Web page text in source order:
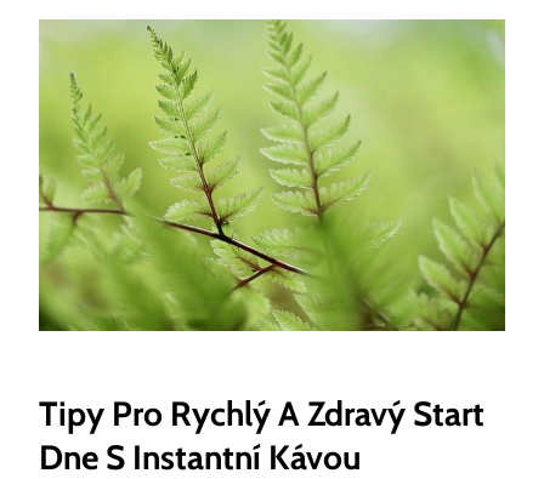
Tipy Pro Rychlý A Zdravý Start
Dne S Instantní Kávou